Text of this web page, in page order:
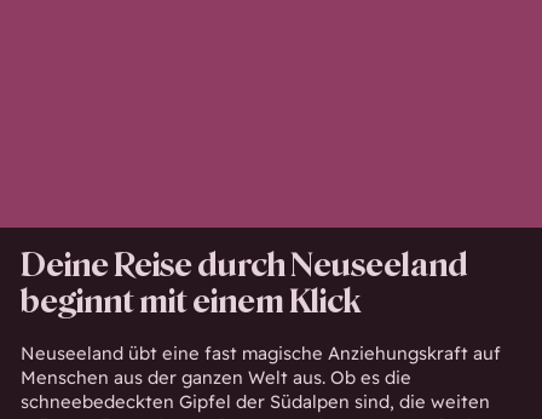
Deine Reise durch Neuseeland
beginnt mit einem Klick
Neuseeland übt eine fast magische Anziehungskraft auf
Menschen aus der ganzen Welt aus. Ob es die
schneebedeckten Gipfel der Südalpen sind, die weiten